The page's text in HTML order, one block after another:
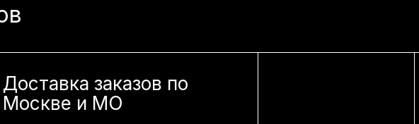
Доставка заказов по
Москве и МО